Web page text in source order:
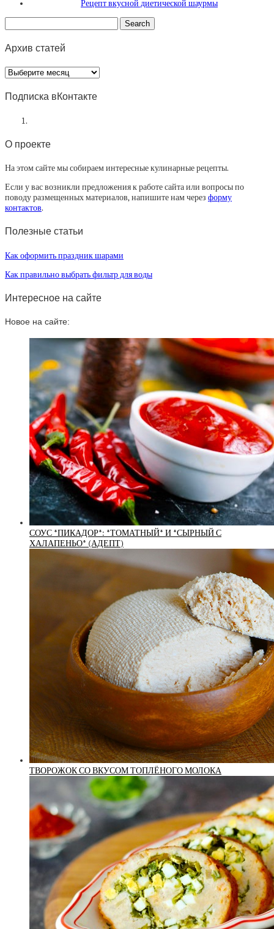
Рецепт вкусной диетической шаурмы
Архив статей
Архив
статей
Подписка вКонтакте
О проекте
На этом сайте мы собираем интересные кулинарные рецепты.
Если у вас возникли предложения к работе сайта или вопросы по
поводу размещенных материалов, напишите нам через форму
контактов.
Полезные статьи
Как оформить праздник шарами
Как правильно выбрать фильтр для воды
Интересное на сайте
Новое на сайте:
СОУС *ПИКАДОР*: *ТОМАТНЫЙ* И *СЫРНЫЙ С
ХАЛАПЕНЬО* (АДЕПТ)
ТВОРОЖОК СО ВКУСОМ ТОПЛЁНОГО МОЛОКА